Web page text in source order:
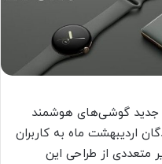
جدید گوشی‌های هوشمند
اردیبهشت ماه به کاربران
متعددی از طراحی این